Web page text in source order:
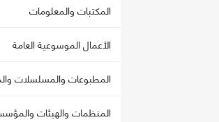
المكتبات والمعلومات
الأعمال الموسوعية العامة
المطبوعات والمسلسلات
المنظمات والهيئات